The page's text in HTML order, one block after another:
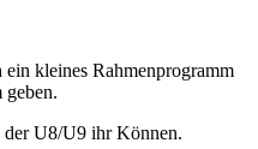
kleines Rahmenprogramm
geben.
U8/U9 ihr Können.